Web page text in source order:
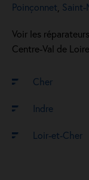
Poinçonnet Saint-
Voir les
Centre-Val de
Cher
Indre
Loir-et-Cher